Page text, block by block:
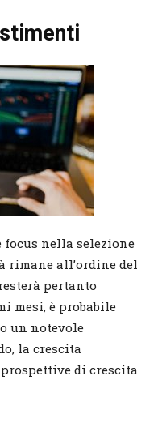
focus nella selezione
all’ordine del
pertanto
mesi, è probabile
un notevole
la crescita
di crescita